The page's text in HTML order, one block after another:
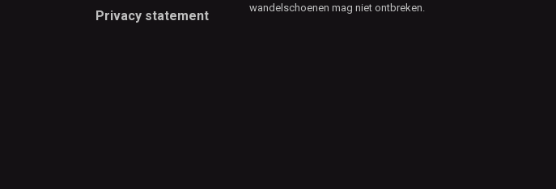
Privacy statement
wandelschoenen mag niet ontbreken.